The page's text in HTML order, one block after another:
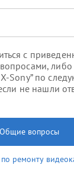
с
либо
Sony” по
не нашли
Общие вопросы
ремонту